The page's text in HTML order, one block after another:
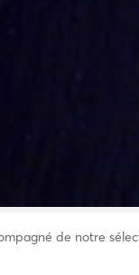
de notre